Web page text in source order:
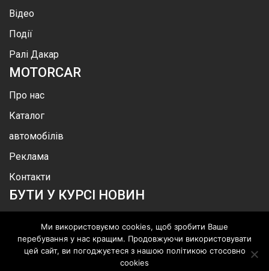
Відео
Події
Ралі Дакар
MOTORCAR
Про нас
Каталог
автомобілів
Реклама
Контакти
БУТИ У КУРСІ НОВИН
.Всі права захищені
Ми використовуємо cookies, щоб зробити Ваше
перебування у нас кращим. Продовжуючи використовувати
цей сайт, ви погоджуєтеся з нашою політикою стосовно
cookies